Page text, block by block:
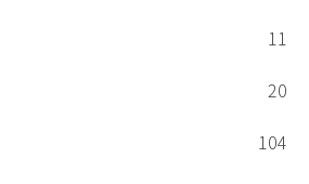
11
20
104